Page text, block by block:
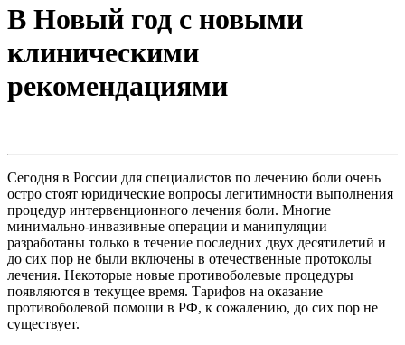
В Новый год с новыми
клиническими
рекомендациями
Сегодня в России для специалистов по лечению боли очень
остро стоят юридические вопросы легитимности выполнения
процедур интервенционного лечения боли. Многие
минимально-инвазивные операции и манипуляции
разработаны только в течение последних двух десятилетий и
до сих пор не были включены в отечественные протоколы
лечения. Некоторые новые противоболевые процедуры
появляются в текущее время. Тарифов на оказание
противоболевой помощи в РФ, к сожалению, до сих пор не
существует.